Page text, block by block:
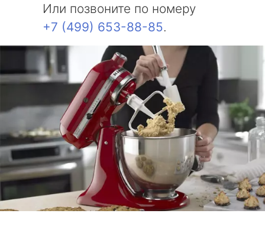
Или позвоните по номеру
+7 (499) 653-88-85.